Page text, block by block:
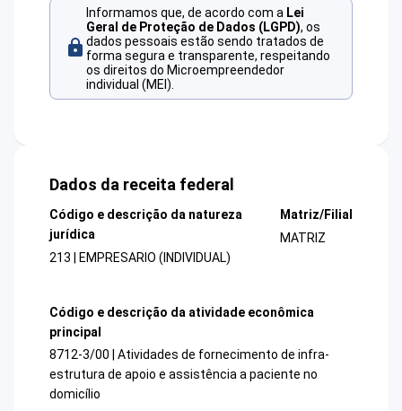
Informamos que, de acordo com a Lei
Geral de Proteção de Dados (LGPD), os
dados pessoais estão sendo tratados de
forma segura e transparente, respeitando
os direitos do Microempreendedor
individual (MEI).
Dados da receita federal
Código e descrição da natureza
jurídica
213 | EMPRESARIO (INDIVIDUAL)
Matriz/Filial
MATRIZ
Código e descrição da atividade econômica
principal
8712-3/00 | Atividades de fornecimento de infra-
estrutura de apoio e assistência a paciente no
domicílio